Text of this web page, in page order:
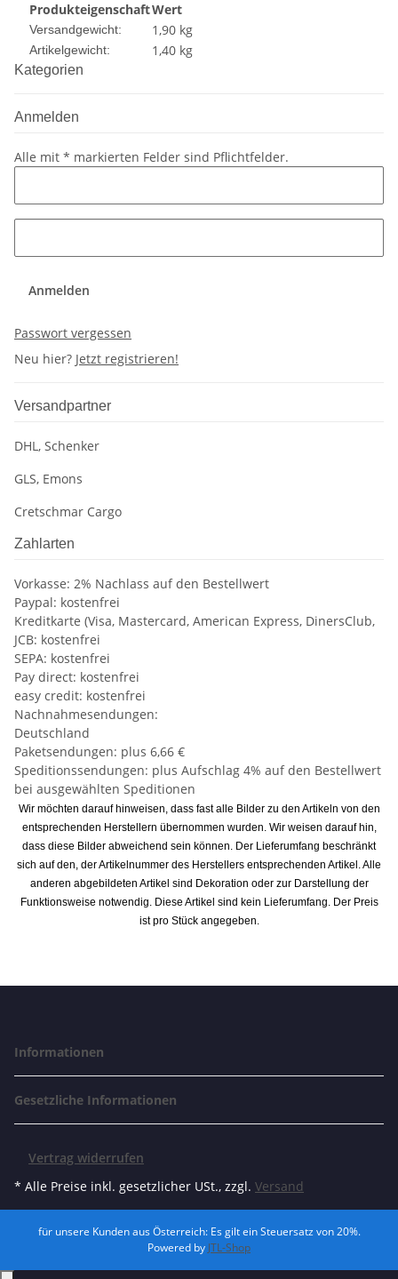
ProdukteigenschaftWert
Versandgewicht: 1,90 kg
Artikelgewicht: 1,40 kg
Kategorien
Anmelden
Alle mit * markierten Felder sind Pflichtfelder.
Anmelden
Passwort vergessen
Neu hier? Jetzt registrieren!
Versandpartner
DHL, Schenker
GLS, Emons
Cretschmar Cargo
Zahlarten
Vorkasse: 2% Nachlass auf den Bestellwert
Paypal: kostenfrei
Kreditkarte (Visa, Mastercard, American Express, DinersClub,
JCB: kostenfrei
SEPA: kostenfrei
Pay direct: kostenfrei
easy credit: kostenfrei
Nachnahmesendungen:
Deutschland
Paketsendungen: plus 6,66 €
Speditionssendungen: plus Aufschlag 4% auf den Bestellwert
bei ausgewählten Speditionen
Wir möchten darauf hinweisen, dass fast alle Bilder zu den Artikeln von den
entsprechenden Herstellern übernommen wurden. Wir weisen darauf hin,
dass diese Bilder abweichend sein können. Der Lieferumfang beschränkt
sich auf den, der Artikelnummer des Herstellers entsprechenden Artikel. Alle
anderen abgebildeten Artikel sind Dekoration oder zur Darstellung der
Funktionsweise notwendig. Diese Artikel sind kein Lieferumfang. Der Preis
ist pro Stück angegeben.
Informationen
Gesetzliche Informationen
Vertrag widerrufen
* Alle Preise inkl. gesetzlicher USt., zzgl. Versand
für unsere Kunden aus Österreich: Es gilt ein Steuersatz von 20%.
Powered by JTL-Shop